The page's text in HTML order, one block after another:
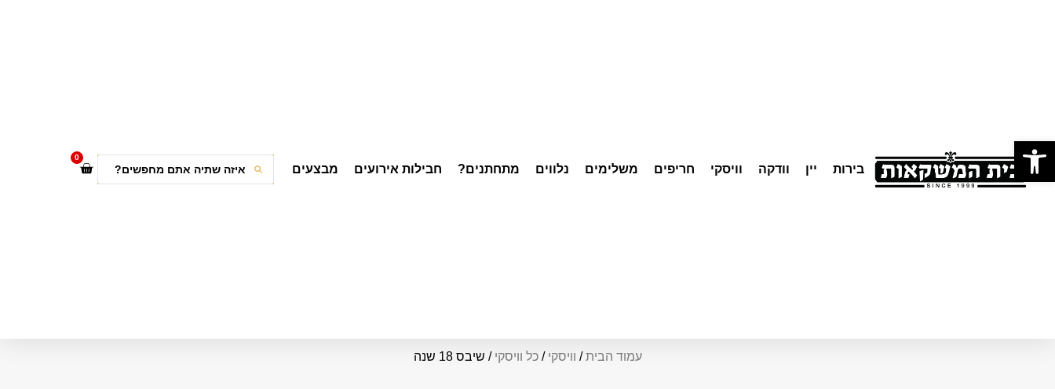
בירות יין וודקה וויסקי חריפים משלימים נלווים מתחתנים? חבילות אירועים מבצעים
0
עמוד הבית/ וויסקי /כל וויסקי / שיבס 18 שנה
פתח סרגל נגישות